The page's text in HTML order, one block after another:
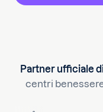
Partner ufficiale
centri